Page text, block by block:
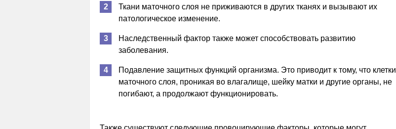
Ткани маточного слоя не приживаются в других тканях и вызывают их
патологическое изменение.
Наследственный фактор также может способствовать развитию
заболевания.
Подавление защитных функций организма. Это приводит к тому, что клетки
маточного слоя, проникая во влагалище, шейку матки и другие органы, не
погибают, а продолжают функционировать.